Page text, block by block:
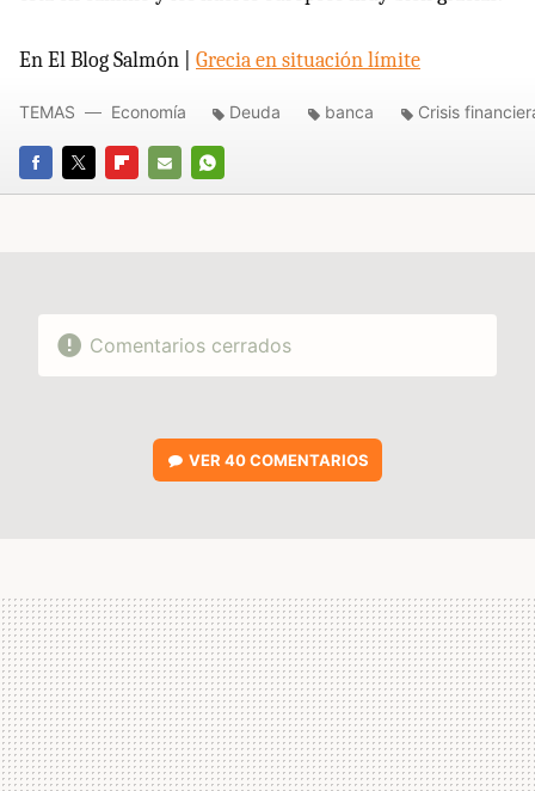
En El Blog Salmón | Grecia en situación límite
FACEBOOK
TWITTERFLIPBOARD
E-
WHATSAPP
TEMAS Economía Deuda banca Crisis
Comentarios cerrados
VER40 COMENTARIOS